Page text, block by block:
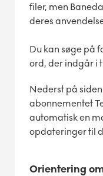
filer, men
deres
Du kan søge på
ord, der indgår i
Nederst på
abonnementet
automatisk en
opdateringer til
Orientering